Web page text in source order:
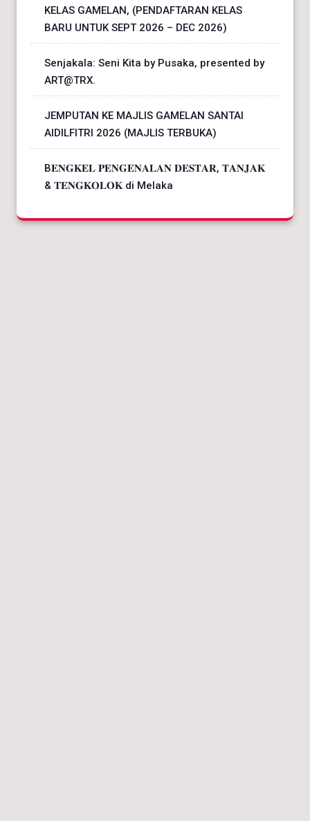
KELAS GAMELAN, (PENDAFTARAN KELAS
BARU UNTUK SEPT 2026 – DEC 2026)
Senjakala: Seni Kita by Pusaka, presented by
ART@TRX.
JEMPUTAN KE MAJLIS GAMELAN SANTAI
AIDILFITRI 2026 (MAJLIS TERBUKA)
B𝐄𝐍𝐆𝐊𝐄𝐋 𝐏𝐄𝐍𝐆𝐄𝐍𝐀𝐋𝐀𝐍 𝐃𝐄𝐒𝐓𝐀𝐑, 𝐓𝐀𝐍𝐉𝐀𝐊
& 𝐓𝐄𝐍𝐆𝐊𝐎𝐋𝐎𝐊 di Melaka